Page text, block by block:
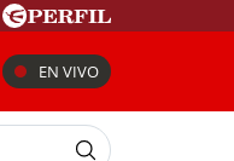
EN VIVO